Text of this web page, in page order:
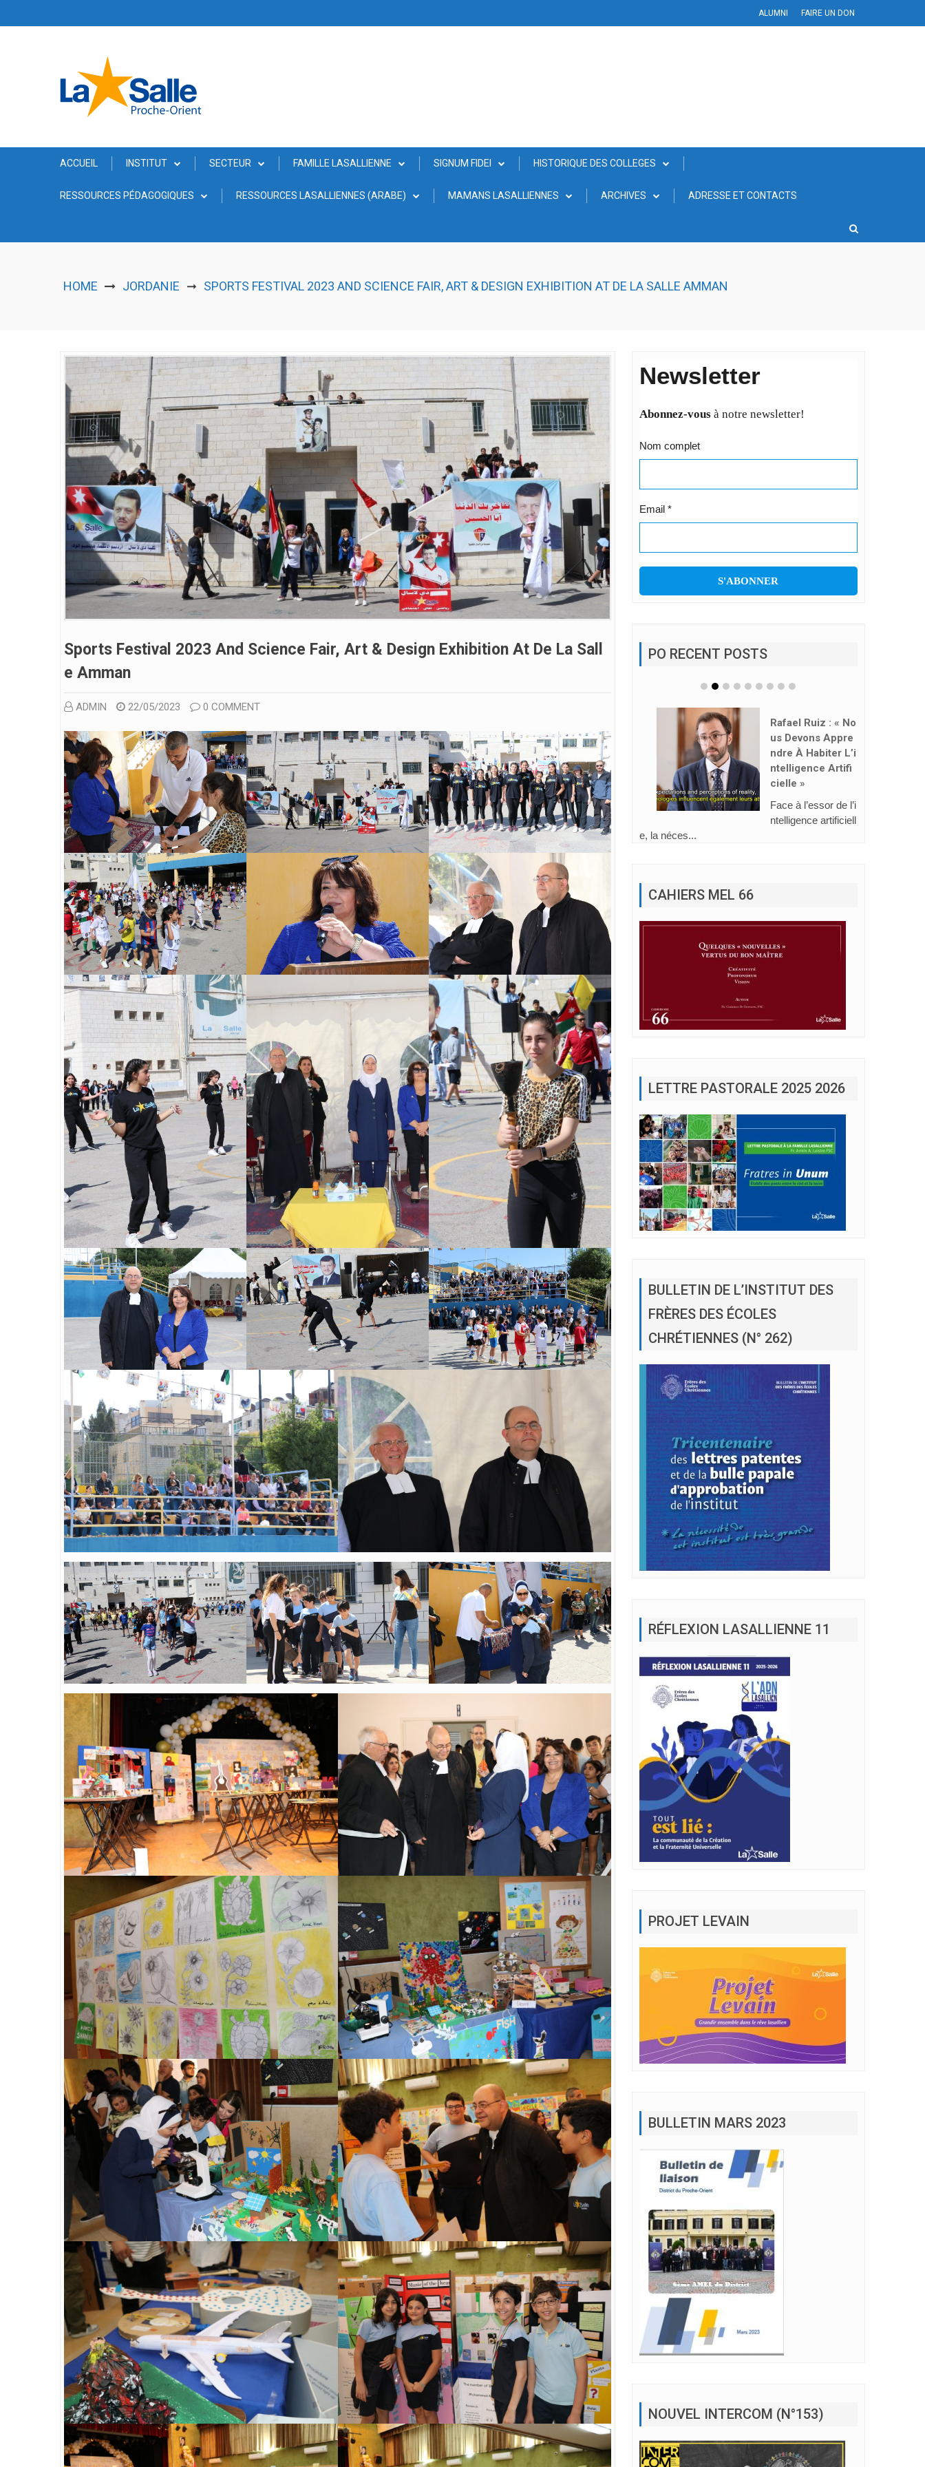
ALUMNI FAIRE UN DON
ACCUEIL INSTITUT SECTEUR FAMILLE LASALLIENNE SIGNUM FIDEI HISTORIQUE DES COLLEGES
RESSOURCES PÉDAGOGIQUES RESSOURCES LASALLIENNES (ARABE) MAMANS LASALLIENNES ARCHIVES ADRESSE ET CONTACTS
HOME JORDANIE ➞ SPORTS FESTIVAL 2023 AND SCIENCE FAIR, ART & DESIGN EXHIBITION AT DE LA SALLE AMMAN
Sports Festival 2023 And Science Fair, Art & Design Exhibition At De La Sall
E Amman
ADMIN 22/05/2023 0 COMMENT
Newsletter
Abonnez-vousà notre newsletter!
Nom complet
Email *
PO RECENT POSTS
Us Devons Appre
Ndre À Habiter L’i
Ntelligence Artifi
Cielle »
ntelligence artificiell
CAHIERS MEL 66
LETTRE PASTORALE 2025 2026
BULLETIN DE L’INSTITUT DES
FRÈRES DES ÉCOLES
CHRÉTIENNES (N° 262)
RÉFLEXION LASALLIENNE 11
PROJET LEVAIN
BULLETIN MARS 2023
NOUVEL INTERCOM (N°153)